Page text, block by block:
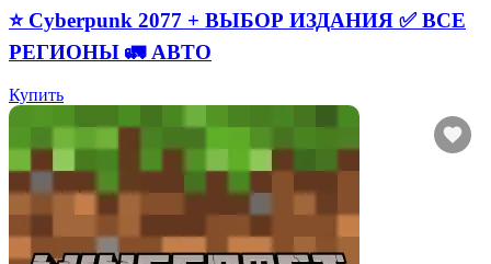
⭐ Cyberpunk 2077 + ВЫБОР ИЗДАНИЯ ✅ ВСЕ
РЕГИОНЫ 🚛 АВТО
Купить